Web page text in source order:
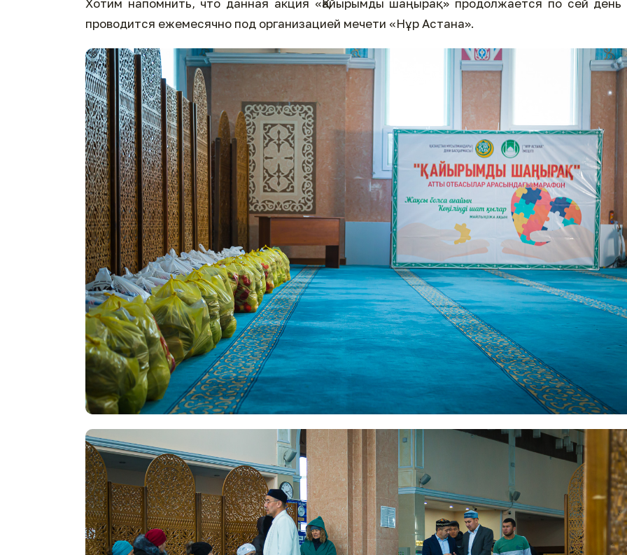
Хотим напомнить, что данная акция «Қайырымды шаңырақ» продолжается по сей день
проводится ежемесячно под организацией мечети «Нұр Астана».